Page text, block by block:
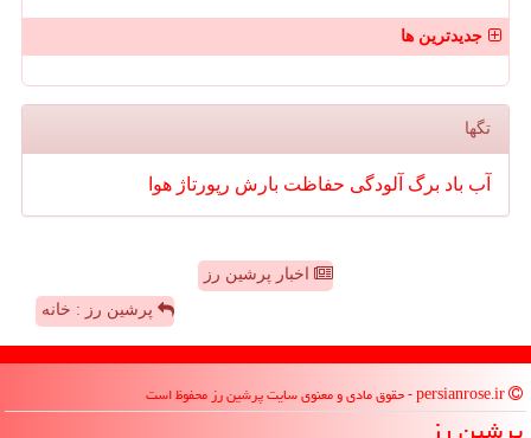
جدیدترین ها
تگها
آب باد برگ آلودگی حفاظت بارش رپورتاژ هوا
اخبار پرشین رز
پرشین رز : خانه